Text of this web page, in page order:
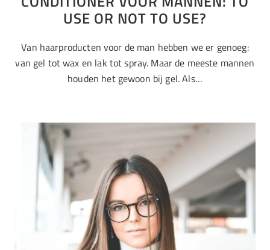
USE OR NOT TO USE?
Van haarproducten voor de man hebben we er genoeg:
van gel tot wax en lak tot spray. Maar de meeste mannen
houden het gewoon bij gel. Als…